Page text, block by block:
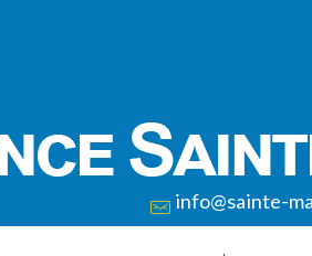
info@sainte-